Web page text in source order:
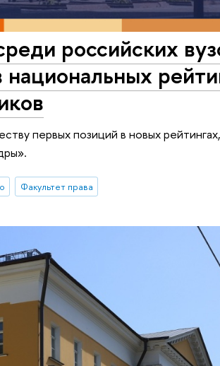
российских
первых позиций в новых
Факультет права